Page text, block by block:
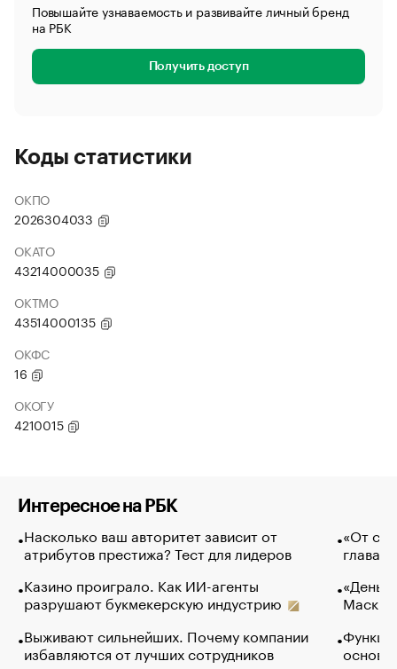
Повышайте узнаваемость и развивайте личный бренд
на РБК
Получить доступ
Коды статистики
ОКПО
2026304033
ОКАТО
43214000035
ОКТМО
43514000135
ОКФС
16
ОКОГУ
4210015
Интересное на РБК
Насколько ваш авторитет зависит от
атрибутов престижа? Тест для лидеров
Казино проиграло. Как ИИ-агенты
разрушают букмекерскую индустрию
Выживают сильнейших. Почему компании
избавляются от лучших сотрудников
«От
глава
Маск в
основ